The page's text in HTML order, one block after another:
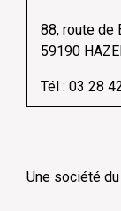
88, route de
59190
Tél : 03 28
Une société du